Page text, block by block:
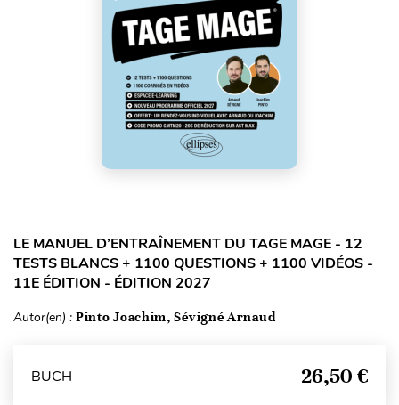
LE MANUEL D’ENTRAÎNEMENT DU TAGE MAGE - 12
TESTS BLANCS + 1100 QUESTIONS + 1100 VIDÉOS -
11E ÉDITION - ÉDITION 2027
Autor(en) : Pinto Joachim, Sévigné Arnaud
BUCH 26,50 €